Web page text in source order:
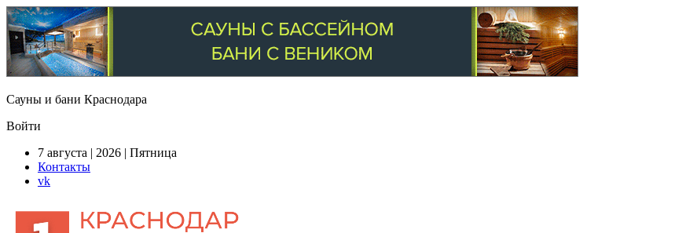
Сауны и бани Краснодара
Войти
7 августа | 2026 | Пятница
Контакты
vk